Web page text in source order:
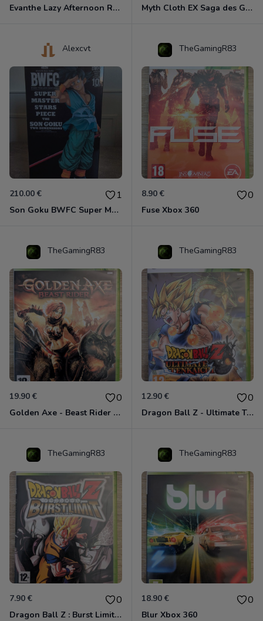
Evanthe Lazy Afternoon Red Pride of Eden Myth Cloth EX Saga des Gémeaux
Alexcvt
210.00 € 1
Son Goku BWFC Super Master Stars
TheGamingR83
8.90 € 0
Fuse Xbox 360
TheGamingR83
19.90 € 0
Golden Axe - Beast Rider Xbox 360
TheGamingR83
12.90 € 0
Dragon Ball Z - Ultimate Tenkaichi Xbox 360
TheGamingR83
7.90 € 0
Dragon Ball Z : Burst Limit Xbox 360
TheGamingR83
18.90 € 0
Blur Xbox 360